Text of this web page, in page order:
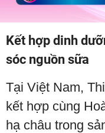
Kết hợp dinh
sóc nguồn sữa
Tại Việt Nam,
kết hợp cùng
hạ châu trong